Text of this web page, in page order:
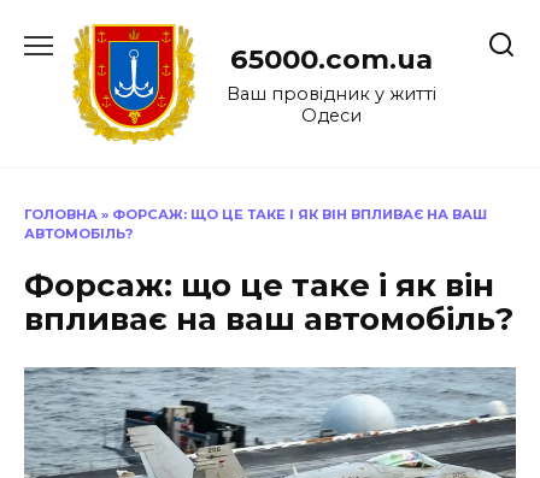
до
65000.com.ua
Ваш провідник у житті
Одеси
ГОЛОВНА » ФОРСАЖ: ЩО ЦЕ ТАКЕ І ЯК ВІН ВПЛИВАЄ НА ВАШ
АВТОМОБІЛЬ?
Форсаж: що це таке і як він
впливає на ваш автомобіль?